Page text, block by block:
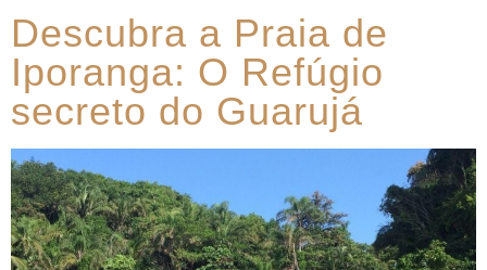
Descubra a Praia de
Iporanga: O Refúgio
secreto do Guarujá